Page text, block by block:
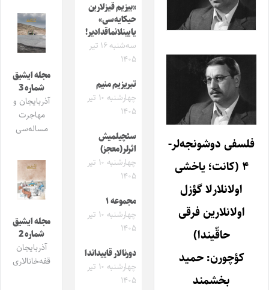
فلسفی دوشونجه‌لر-
۴ (کانت؛ یاخشی
اولانلارلا گؤزل
اولانلارین فرقی
حاقّیندا)
کؤچورن: حمید
بخشمند
«بیزیم قیزلارین
حیکایه‌سی»
یایینلانماقدادیر!
سه‌شنبه ۱۶ تیر
۱۴۰۵
تبریزیم منیم
چهارشنبه ۱۰ تیر
۱۴۰۵
سئچیلمیش
اثرلر(معجز)
چهارشنبه ۱۰ تیر
۱۴۰۵
مجموعه ۱
چهارشنبه ۱۰ تیر
۱۴۰۵
دورنالار قاییداندا
چهارشنبه ۱۰ تیر
۱۴۰۵
مجله ایشیق
شماره 3
آذربایجان و
مهاجرت
مساله‌سی
مجله ایشیق
شماره 2
آذربایجان
قفه‌خانالاری